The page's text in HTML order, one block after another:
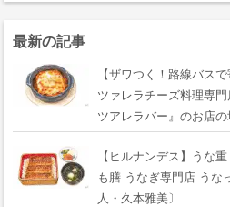
最新の記事
【ザワつく！路線バス
ツァレラチーズ料理専
ツアレラバー』のお店の
【ヒルナンデス】うな
も膳 うなぎ専門店 うな
人・久本雅美〕